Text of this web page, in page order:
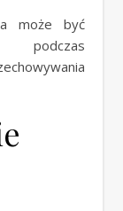
może być
podczas